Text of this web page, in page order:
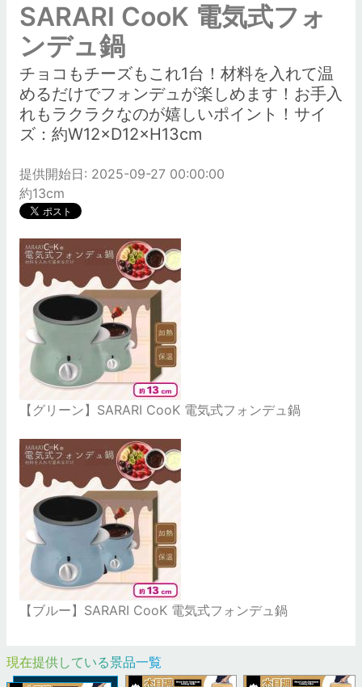
SARARI CooK 電気式フォ
ンデュ鍋
チョコもチーズもこれ1台！材料を入れて温
めるだけでフォンデュが楽しめます！お手入
れもラクラクなのが嬉しいポイント！サイ
ズ：約W12×D12×H13cm
提供開始日: 2025-09-27 00:00:00
約13cm
【グリーン】SARARI CooK 電気式フォンデュ鍋
【ブルー】SARARI CooK 電気式フォンデュ鍋
現在提供している景品一覧